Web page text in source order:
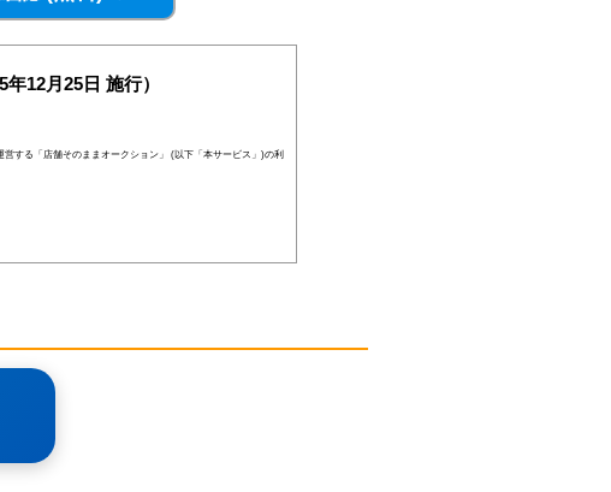
12月25日 施行）
する「店舗そのままオークション」 (以下「本サービス」)の利
が判断した者